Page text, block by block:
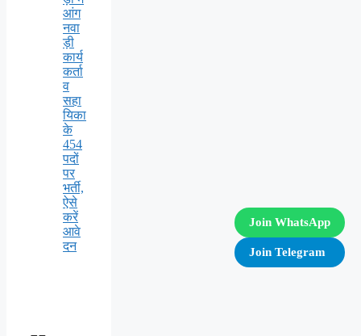
Join WhatsApp
Join Telegram
आंग
नवा
ड़ी
कार्य
कर्ता
व
सहा
यिका
के
454
पदों
पर
भर्ती,
ऐसे
करें
आवे
दन